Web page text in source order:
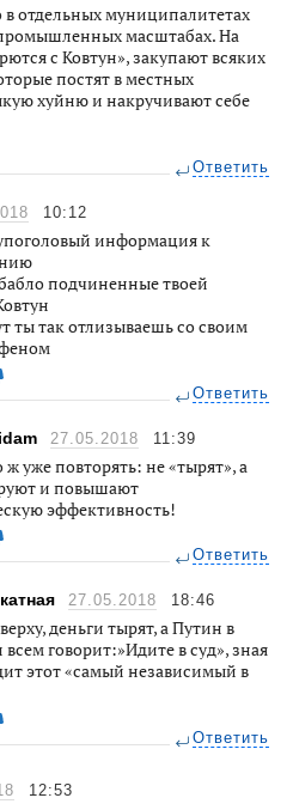
в отдельных муниципалитетах
масштабах. На
с Ковтун», закупают всяких
постят в местных
хуйню и накручивают себе
Ответить
10:12
информация к
подчиненные твоей
ты так отлизываешь со своим
Ответить
27.05.2018 11:39
ж уже повторять: не «тырят», а
и повышают
эффективность!
Ответить
27.05.2018 18:46
деньги тырят, а Путин в
говорит:»Идите в суд», зная
этот «самый независимый в
Ответить
12:53